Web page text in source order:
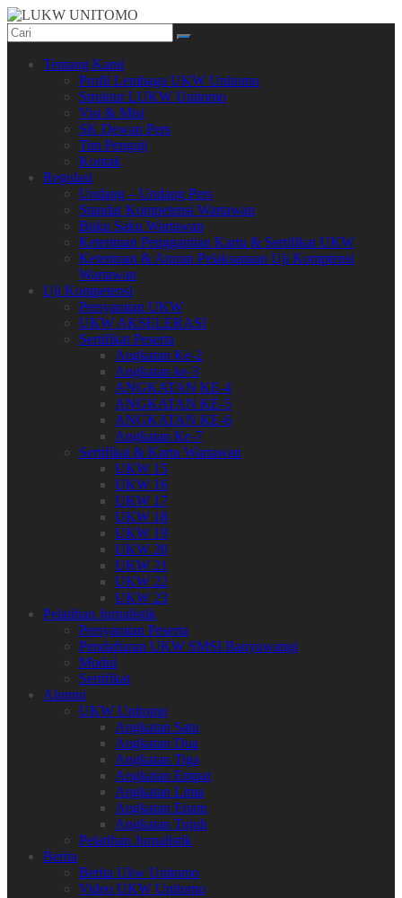
Skip
to
content
LUKW
UNITOMO
SURABAYA
Tentang Kami
Profil Lembaga UKW Unitomo
Struktur LUKW Unitomo
Visi & Misi
SK Dewan Pers
Tim Penguji
Kontak
Regulasi
Undang – Undang Pers
Standar Kompetensi Wartawan
Buku Saku Wartawan
Ketentuan Penggantian Kartu & Sertifikat UKW
Ketentuan & Aturan Pelaksanaan Uji Komptensi
Wartawan
Uji Kompetensi
Persyaratan UKW
UKW AKSELERASI
Sertifikat Peserta
Angkatan Ke-2
Angkatan ke-3
ANGKATAN KE-4
ANGKATAN KE-5
ANGKATAN KE-6
Angkatan Ke-7
Sertifikat & Kartu Wartawan
UKW 15
UKW 16
UKW 17
UKW 18
UKW 19
UKW 20
UKW 21
UKW 22
UKW 23
Pelatihan Jurnalistik
Persyaratan Peserta
Pendaftaran UKW SMSI Banyuwangi
Modul
Sertifikat
Alumni
UKW Unitomo
Angkatan Satu
Angkatan Dua
Angkatan Tiga
Angkatan Empat
Angkatan Lima
Angkatan Enam
Angkatan Tujuh
Pelatihan Jurnalistik
Berita
Berita Ukw Unitomo
Video UKW Unitomo